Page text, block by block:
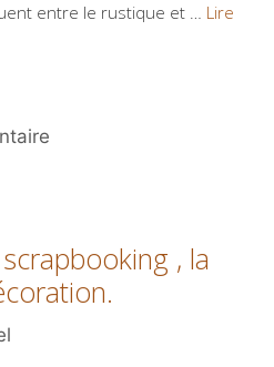
entre le rustique et … Lire
, la